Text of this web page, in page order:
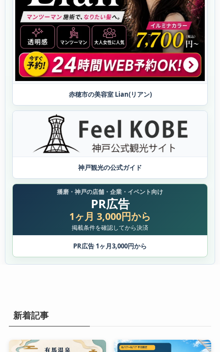
赤穂市の美容室 Lian(リアン)
神戸観光の公式ガイド
播磨・神戸の店舗・企業・イベント向け
PR広告
1ヶ月 3,000円から
掲載条件を確認してから決済
PR広告 1ヶ月3,000円から
新着記事